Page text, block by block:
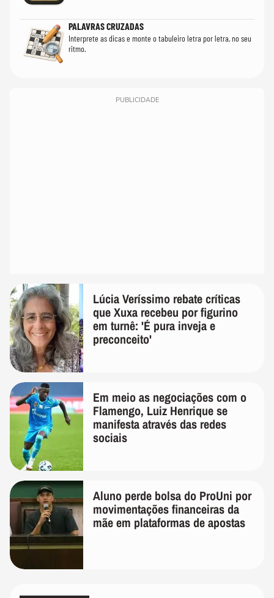
PALAVRAS CRUZADAS
Interprete as dicas e monte o tabuleiro letra por letra, no seu
ritmo.
PUBLICIDADE
Lúcia Veríssimo rebate críticas
que Xuxa recebeu por figurino
em turnê: 'É pura inveja e
preconceito'
Em meio as negociações com o
Flamengo, Luiz Henrique se
manifesta através das redes
sociais
Aluno perde bolsa do ProUni por
movimentações financeiras da
mãe em plataformas de apostas